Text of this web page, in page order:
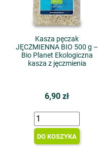
Kasza pęczak
JĘCZMIENNA BIO 500 g –
Bio Planet Ekologiczna
kasza z jęczmienia
6,90 zł
DO KOSZYKA